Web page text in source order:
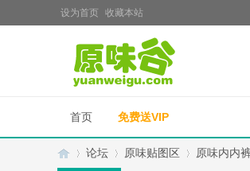
设为首页 收藏本站
首页 免费送VIP
论坛 原味贴图区 原味内内